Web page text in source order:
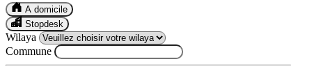
A domicile
Stopdesk
Wilaya
Commune